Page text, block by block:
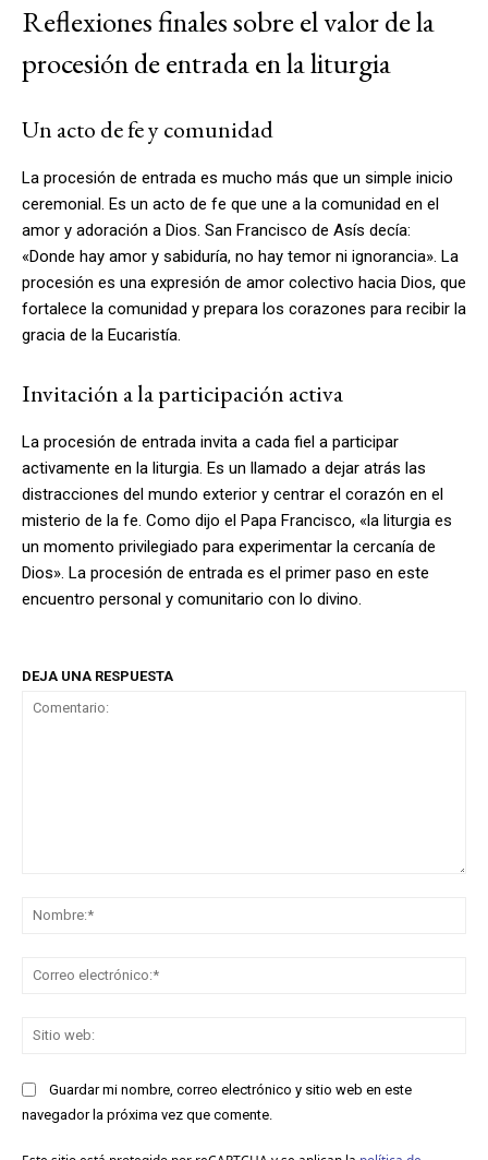
Reflexiones finales sobre el valor de la
procesión de entrada en la liturgia
Un acto de fe y comunidad
La procesión de entrada es mucho más que un simple inicio
ceremonial. Es un acto de fe que une a la comunidad en el
amor y adoración a Dios. San Francisco de Asís decía:
«Donde hay amor y sabiduría, no hay temor ni ignorancia». La
procesión es una expresión de amor colectivo hacia Dios, que
fortalece la comunidad y prepara los corazones para recibir la
gracia de la Eucaristía.
Invitación a la participación activa
La procesión de entrada invita a cada fiel a participar
activamente en la liturgia. Es un llamado a dejar atrás las
distracciones del mundo exterior y centrar el corazón en el
misterio de la fe. Como dijo el Papa Francisco, «la liturgia es
un momento privilegiado para experimentar la cercanía de
Dios». La procesión de entrada es el primer paso en este
encuentro personal y comunitario con lo divino.
DEJA UNA RESPUESTA
Guardar mi nombre, correo electrónico y sitio web en este
navegador la próxima vez que comente.